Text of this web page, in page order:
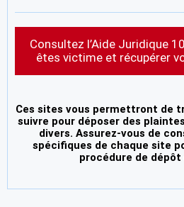
Consultez l’Aide Juridique
êtes victime et récupérer
Ces sites vous permettront de
suivre pour déposer des
divers. Assurez-vous de
spécifiques de chaque site
procédure de